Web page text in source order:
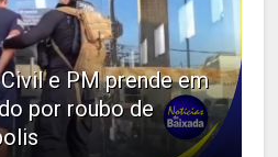
e PM prende em
por roubo de